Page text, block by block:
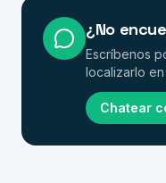
¿No
Escríbenos
localizarlo
Chatear